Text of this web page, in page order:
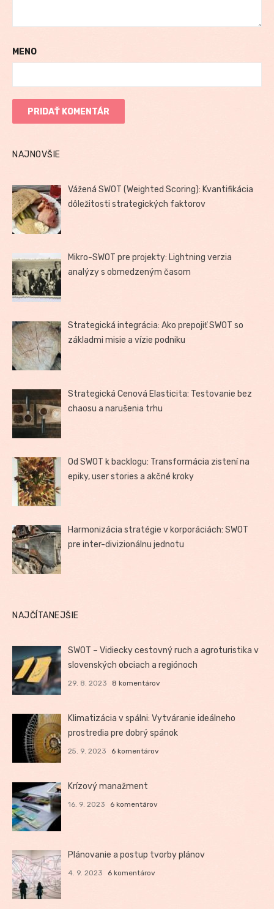
MENO
NAJNOVŠIE
Vážená SWOT (Weighted Scoring): Kvantifikácia
dôležitosti strategických faktorov
Mikro-SWOT pre projekty: Lightning verzia
analýzy s obmedzeným časom
Strategická integrácia: Ako prepojiť SWOT so
základmi misie a vízie podniku
Strategická Cenová Elasticita: Testovanie bez
chaosu a narušenia trhu
Od SWOT k backlogu: Transformácia zistení na
epiky, user stories a akčné kroky
Harmonizácia stratégie v korporáciách: SWOT
pre inter-divizionálnu jednotu
NAJČÍTANEJŠIE
SWOT – Vidiecky cestovný ruch a agroturistika v
slovenských obciach a regiónoch
29. 8. 2023 8 komentárov
Klimatizácia v spálni: Vytváranie ideálneho
prostredia pre dobrý spánok
25. 9. 2023 6 komentárov
Krízový manažment
16. 9. 2023 6 komentárov
Plánovanie a postup tvorby plánov
4. 9. 2023 6 komentárov